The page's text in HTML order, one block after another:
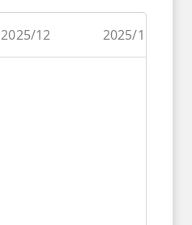
2025/12 2025/11